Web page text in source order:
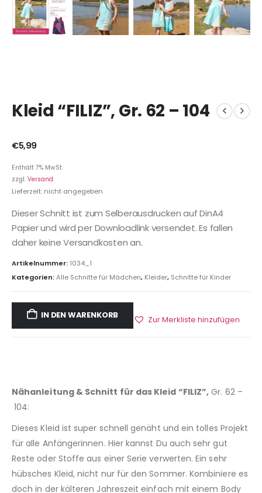
Kleid “FILIZ”, Gr. 62 – 104
€5,99
Enthält 7% MwSt.
zzgl. Versand
Lieferzeit: nicht angegeben
Dieser Schnitt ist zum Selberausdrucken auf DinA4
Papier und wird per Downloadlink versendet. Es fallen
daher keine Versandkosten an.
Artikelnummer: 1034_1
Kategorien:Alle Schnitte für Mädchen, Kleider, Schnitte für Kinder
IN DEN WARENKORB Zur Merkliste hinzufügen
Nähanleitung & Schnitt für das Kleid “FILIZ”, Gr. 62 –
104:
Dieses Kleid ist super schnell genäht und ein tolles Projekt
für alle Anfängerinnen. Hier kannst Du auch sehr gut
Reste oder Stoffe aus einer Serie verwerten. Ein sehr
hübsches Kleid, nicht nur für den Sommer. Kombiniere es
doch in der kälteren Jahreszeit einfach mit einem Body